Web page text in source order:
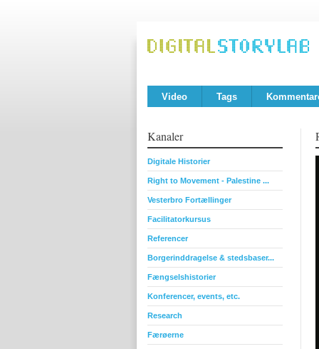
Video Tags
Kanaler
Digitale Historier
Right to Movement - Palestine ...
Vesterbro Fortællinger
Facilitatorkursus
Referencer
Borgerinddragelse & stedsbaser...
Fængselshistorier
Konferencer, events, etc.
Research
Færøerne